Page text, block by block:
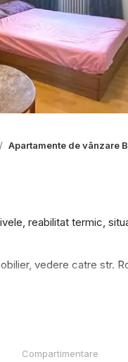
Apartamente de vânzare
reabilitat termic,
vedere catre str.
Compartimentare